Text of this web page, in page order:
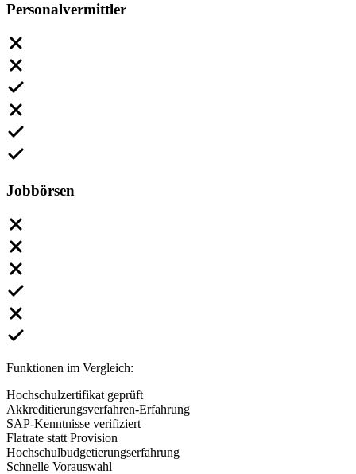
Personalvermittler
Jobbörsen
Funktionen im Vergleich:
Hochschulzertifikat geprüft
Akkreditierungsverfahren-Erfahrung
SAP-Kenntnisse verifiziert
Flatrate statt Provision
Hochschulbudgetierungserfahrung
Schnelle Vorauswahl